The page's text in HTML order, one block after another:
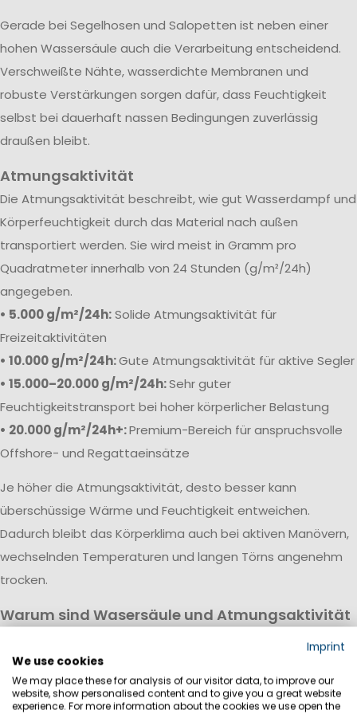
Gerade bei Segelhosen und Salopetten ist neben einer
hohen Wassersäule auch die Verarbeitung entscheidend.
Verschweißte Nähte, wasserdichte Membranen und
robuste Verstärkungen sorgen dafür, dass Feuchtigkeit
selbst bei dauerhaft nassen Bedingungen zuverlässig
draußen bleibt.
Atmungsaktivität
Die Atmungsaktivität beschreibt, wie gut Wasserdampf und
Körperfeuchtigkeit durch das Material nach außen
transportiert werden. Sie wird meist in Gramm pro
Quadratmeter innerhalb von 24 Stunden (g/m²/24h)
angegeben.
• 5.000 g/m²/24h:Solide Atmungsaktivität für
Freizeitaktivitäten
• 10.000 g/m²/24h:Gute Atmungsaktivität für aktive Segler
• 15.000–20.000 g/m²/24h:Sehr guter
Feuchtigkeitstransport bei hoher körperlicher Belastung
• 20.000 g/m²/24h+:Premium-Bereich für anspruchsvolle
Offshore- und Regattaeinsätze
Je höher die Atmungsaktivität, desto besser kann
überschüssige Wärme und Feuchtigkeit entweichen.
Dadurch bleibt das Körperklima auch bei aktiven Manövern,
wechselnden Temperaturen und langen Törns angenehm
trocken.
Warum sind Wasersäule und Atmungsaktivität
Eine hochwertige Segeljackbekleidung vereint hohe
Wasserdichtigkeit mit guter Atmungsaktivität. Während die
Wassersäule vor Regen, Wind und Gischt schützt, sorgt die
Imprint
We use cookies
We may place these for analysis of our visitor data, to improve our
website, show personalised content and to give you a great website
experience. For more information about the cookies we use open the